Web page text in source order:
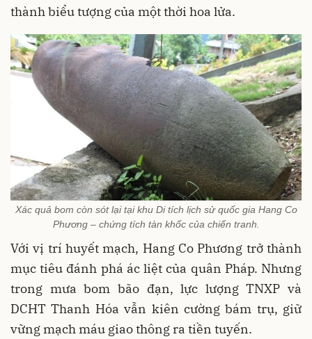
thành biểu tượng của một thời hoa lửa.
Xác quả bom còn sót lại tại khu Di tích lịch sử quốc gia Hang Co
Phương – chứng tích tàn khốc của chiến tranh.
Với vị trí huyết mạch, Hang Co Phương trở thành
mục tiêu đánh phá ác liệt của quân Pháp. Nhưng
trong mưa bom bão đạn, lực lượng TNXP và
DCHT Thanh Hóa vẫn kiên cường bám trụ, giữ
vững mạch máu giao thông ra tiền tuyến.